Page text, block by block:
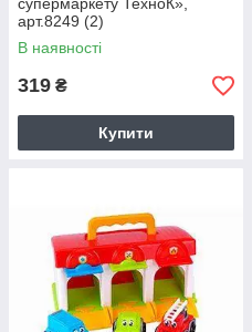
супермаркету ТехноК»,
арт.8249 (2)
В наявності
319 ₴
Купити